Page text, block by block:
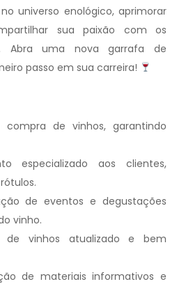
universo enológico, aprimorar
sua paixão com os
Abra uma nova garrafa de
passo em sua carreira!
de vinhos, garantindo
especializado aos clientes,
de eventos e degustações
vinho.
vinhos atualizado e bem
de materiais informativos e